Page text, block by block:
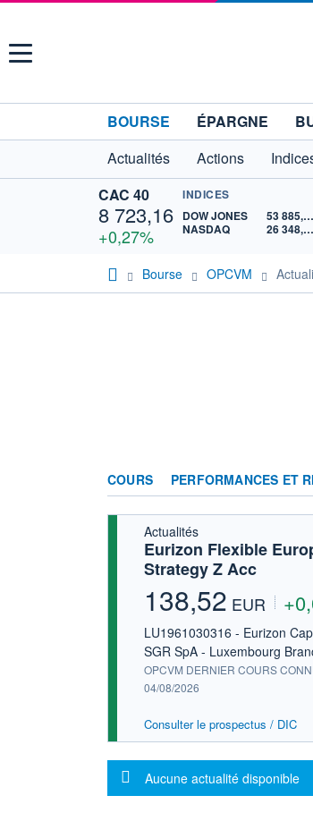
Menu
BOURSE ÉPARGNE
Actualités
Actions
CAC 40
8 723,16
+0,27%
INDICES
DOW JONES
53 885,10
NASDAQ
26 348,35
Bourse OPCVM
COURS PERFORMANCES ET
Actualités
Eurizon Flexible
Strategy Z Acc
138,52 EUR
LU1961030316 - Eurizon
SGR SpA - Luxembourg
OPCVM DERNIER COURS
04/08/2026
Consulter le prospectus / DIC
Message d'information
Aucune actualité disponible